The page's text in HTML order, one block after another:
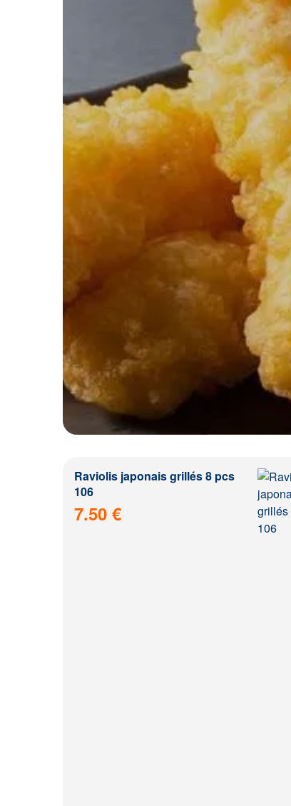
Raviolis japonais grillés 8 pcs
106
7.50 €